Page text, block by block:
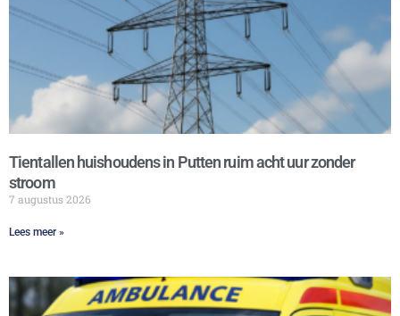
Tientallen huishoudens in Putten ruim acht uur zonder
stroom
7 augustus 2026
Lees meer »